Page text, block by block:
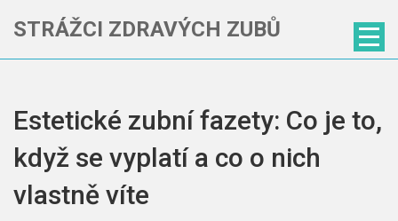
STRÁŽCI ZDRAVÝCH ZUBŮ
Estetické zubní fazety: Co je to,
když se vyplatí a co o nich
vlastně víte